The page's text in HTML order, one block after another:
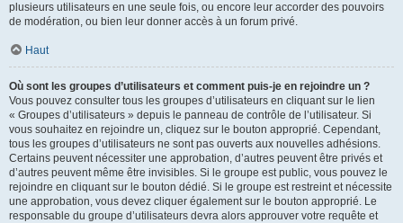
plusieurs utilisateurs en une seule fois, ou encore leur accorder des pouvoirs
de modération, ou bien leur donner accès à un forum privé.
Haut
Où sont les groupes d’utilisateurs et comment puis-je en rejoindre un ?
Vous pouvez consulter tous les groupes d’utilisateurs en cliquant sur le lien
« Groupes d’utilisateurs » depuis le panneau de contrôle de l’utilisateur. Si
vous souhaitez en rejoindre un, cliquez sur le bouton approprié. Cependant,
tous les groupes d’utilisateurs ne sont pas ouverts aux nouvelles adhésions.
Certains peuvent nécessiter une approbation, d’autres peuvent être privés et
d’autres peuvent même être invisibles. Si le groupe est public, vous pouvez le
rejoindre en cliquant sur le bouton dédié. Si le groupe est restreint et nécessite
une approbation, vous devez cliquer également sur le bouton approprié. Le
responsable du groupe d’utilisateurs devra alors approuver votre requête et